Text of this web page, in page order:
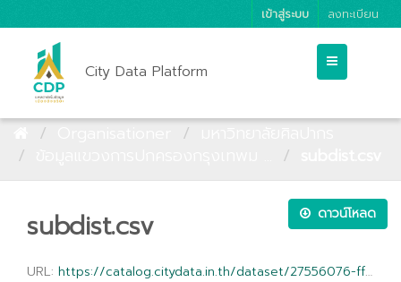
เข้าสู่ระบบ ลงทะเบียน
City Data Platform
ดาวน์โหลด
subdist.csv
URL: https://catalog.citydata.in.th/dataset/27556076-ffb2-4542-92c1-0de7ef1a5f6c/resource/54cbc518-44d2-4270-af9e-90f279b4491e/download/subdist.csv